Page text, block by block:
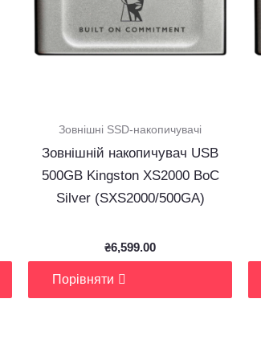
Зовнішні SSD-накопичувачі
Зовнішній накопичувач USB
500GB Kingston XS2000 BoC
Silver (SXS2000/500GA)
₴6,599.00
Порівняти